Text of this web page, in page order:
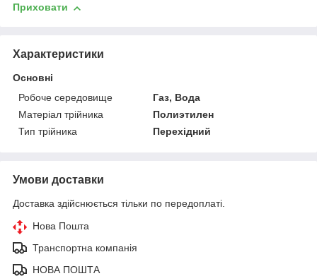
Приховати
Характеристики
Основні
Робоче середовище
Газ, Вода
Матеріал трійника
Полиэтилен
Тип трійника
Перехідний
Умови доставки
Доставка здійснюється тільки по передоплаті.
Нова Пошта
Транспортна компанія
НОВА ПОШТА